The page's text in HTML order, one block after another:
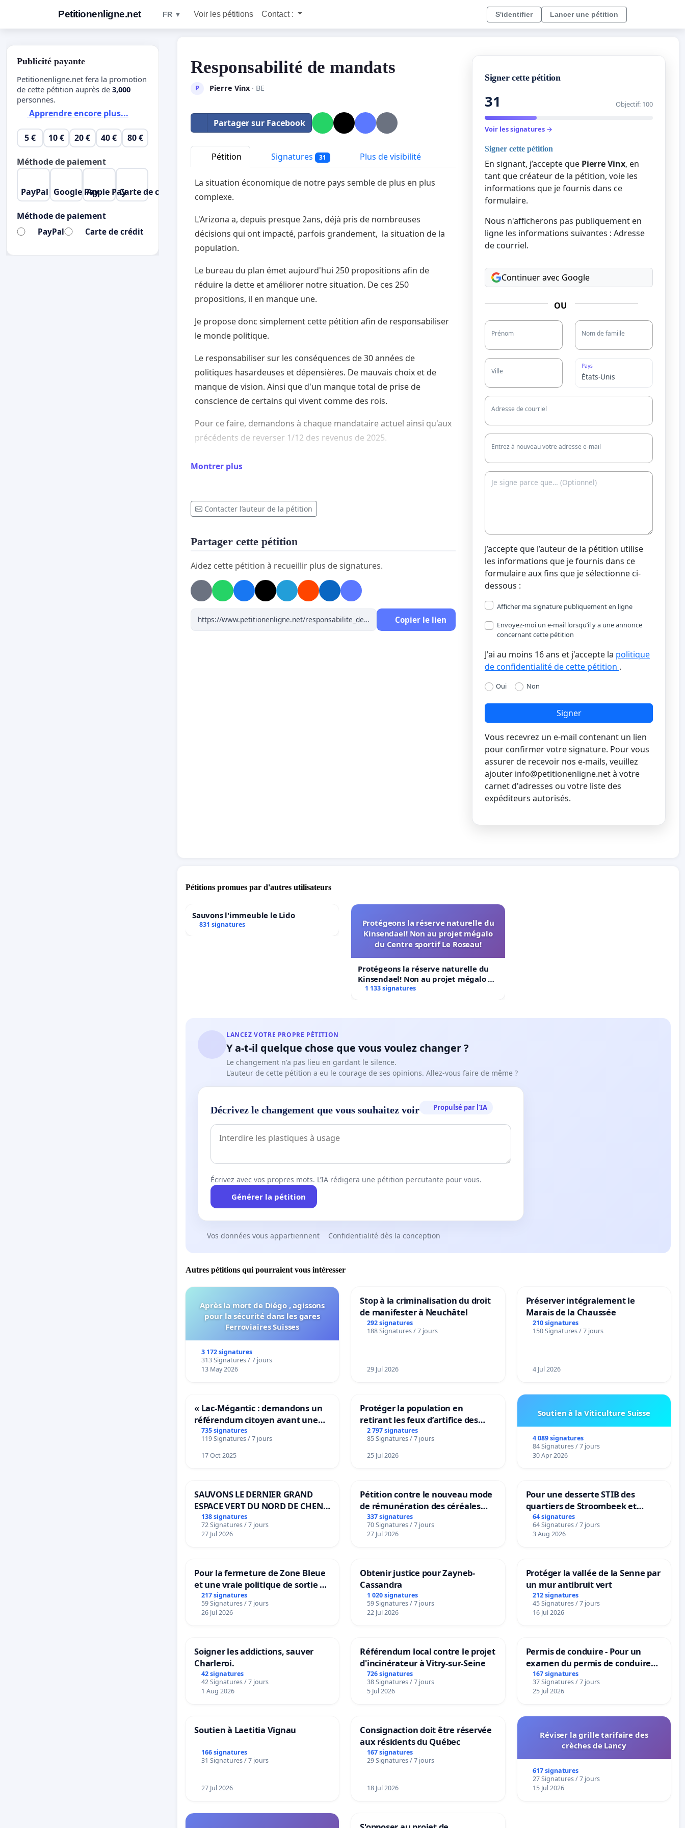
Petitionenligne.net FR ▼ Voir les pétitions Contact : S'identifier Lancer une pétition
Responsabilité de mandats
P Pierre Vinx· BE
Partager sur Facebook
Pétition Signatures 31 Plus de visibilité
La situation économique de notre pays semble de plus en plus
complexe.
L'Arizona a, depuis presque 2ans, déjà pris de nombreuses
décisions qui ont impacté, parfois grandement, la situation de la
population.
Le bureau du plan émet aujourd'hui 250 propositions afin de
réduire la dette et améliorer notre situation. De ces 250
propositions, il en manque une.
Je propose donc simplement cette pétition afin de responsabiliser
le monde politique.
Le responsabiliser sur les conséquences de 30 années de
politiques hasardeuses et dépensières. De mauvais choix et de
manque de vision. Ainsi que d'un manque total de prise de
conscience de certains qui vivent comme des rois.
Pour ce faire, demandons à chaque mandataire actuel ainsi qu'aux
précédents de reverser 1/12 des revenus de 2025.
aujourd'hui, au monde politique de montrer l'exemple!
Pierre
Montrer plus
Contacter l’auteur de la pétition
Partager cette pétition
Aidez cette pétition à recueillir plus de signatures.
Copier le lien
Signer cette pétition
31 Objectif: 100
Voir les signatures →
Signer cette pétition
En signant, j’accepte que Pierre Vinx, en
tant que créateur de la pétition, voie les
informations que je fournis dans ce
formulaire.
Nous n'afficherons pas publiquement en
ligne les informations suivantes : Adresse
de courriel.
Continuer avec Google
OU
Prénom Nom de famille
Ville
Pays
Adresse de courriel
Entrez à nouveau votre adresse e-mail
J’accepte que l’auteur de la pétition utilise
les informations que je fournis dans ce
formulaire aux fins que je sélectionne ci-
dessous :
Afficher ma signature publiquement en ligne
Envoyez-moi un e-mail lorsqu’il y a une annonce
concernant cette pétition
J'ai au moins 16 ans et j'accepte la politique
de confidentialité de cette pétition .
Oui Non
Signer
Vous recevrez un e-mail contenant un lien
pour confirmer votre signature. Pour vous
assurer de recevoir nos e-mails, veuillez
ajouter info@petitionenligne.netà votre
carnet d'adresses ou votre liste des
expéditeurs autorisés.
Pétitions promues par d'autres utilisateurs
Sauvons l'immeuble le Lido
831 signatures
Protégeons la réserve naturelle du
Kinsendael! Non au projet mégalo
du Centre sportif Le Roseau!
Protégeons la réserve naturelle du
Kinsendael! Non au projet mégalo du
Centre sportif Le Roseau!
1 133 signatures
LANCEZ VOTRE PROPRE PÉTITION
Y a-t-il quelque chose que vous voulez changer ?
Le changement n'a pas lieu en gardant le silence.
L'auteur de cette pétition a eu le courage de ses opinions. Allez-vous faire de même ?
Décrivez le changement que vous souhaitez voir Propulsé par l’IA
Écrivez avec vos propres mots. L’IA rédigera une pétition percutante pour vous.
Générer la pétition
Vos données vous appartiennent Confidentialité dès la conception
Autres pétitions qui pourraient vous intéresser
Après la mort de Diégo , agissons
pour la sécurité dans les gares
Ferroviaires Suisses
3 172 signatures
313 Signatures / 7 jours
13 May 2026
Stop à la criminalisation du droit
de manifester à Neuchâtel
292 signatures
188 Signatures / 7 jours
29 Jul 2026
Préserver intégralement le
Marais de la Chaussée
210 signatures
150 Signatures / 7 jours
4 Jul 2026
« Lac-Mégantic : demandons un
référendum citoyen avant une
transformation irréversible de
notre territoire »
735 signatures
119 Signatures / 7 jours
17 Oct 2025
Protéger la population en
retirant les feux d’artifice des
rayons
2 797 signatures
85 Signatures / 7 jours
25 Jul 2026
Soutien à la Viticulture Suisse
4 089 signatures
84 Signatures / 7 jours
30 Apr 2026
SAUVONS LE DERNIER GRAND
ESPACE VERT DU NORD DE CHENE-
BOUGERIES
138 signatures
72 Signatures / 7 jours
27 Jul 2026
Pétition contre le nouveau mode
de rémunération des céréales
panifiables de Swiss granum basé
sur la teneur en protéines
337 signatures
70 Signatures / 7 jours
27 Jul 2026
Pour une desserte STIB des
quartiers de Stroombeek et
Beauval - Voor een MIVB-
bediening van de wijken
Strombeek en Het Voor
64 signatures
64 Signatures / 7 jours
3 Aug 2026
Pour la fermeture de Zone Bleue
et une vraie politique de sortie de
la dépendance
217 signatures
59 Signatures / 7 jours
26 Jul 2026
Obtenir justice pour Zayneb-
Cassandra
1 020 signatures
59 Signatures / 7 jours
22 Jul 2026
Protéger la vallée de la Senne par
un mur antibruit vert
212 signatures
45 Signatures / 7 jours
16 Jul 2026
Soigner les addictions, sauver
Charleroi.
42 signatures
42 Signatures / 7 jours
1 Aug 2026
Référendum local contre le projet
d'incinérateur à Vitry-sur-Seine
726 signatures
38 Signatures / 7 jours
5 Jul 2026
Permis de conduire - Pour un
examen du permis de conduire
accessible dans plusieurs langues
à Bruxelles
167 signatures
37 Signatures / 7 jours
25 Jul 2026
Soutien à Laetitia Vignau
166 signatures
31 Signatures / 7 jours
27 Jul 2026
Consignaction doit être réservée
aux résidents du Québec
167 signatures
29 Signatures / 7 jours
18 Jul 2026
Réviser la grille tarifaire des
crèches de Lancy
617 signatures
27 Signatures / 7 jours
15 Jul 2026
Publicité payante
Petitionenligne.net fera la promotion
de cette pétition auprès de 3,000
personnes.
Apprendre encore plus...
5 € 10 € 20 € 40 € 80 €
Méthode de paiement
PayPal Google PayApple PayCarte de crédit
Méthode de paiement
PayPal Carte de crédit